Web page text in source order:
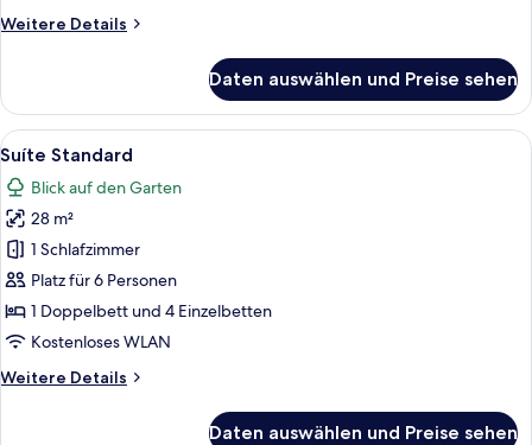
Weitere Details
Weitere
Superior
de
Família
Daten auswählen und Preise sehen
Alle
Fotos
für
Suíte
Standard
anzeigen
Ein gemütliches Zimmer mit zwei
2
Suíte Standard
Blick auf den Garten
28 m²
1 Schlafzimmer
Platz für 6 Personen
1 Doppelbett und 4 Einzelbetten
Kostenloses WLAN
Weitere Details
Weitere
Daten auswählen und Preise sehen